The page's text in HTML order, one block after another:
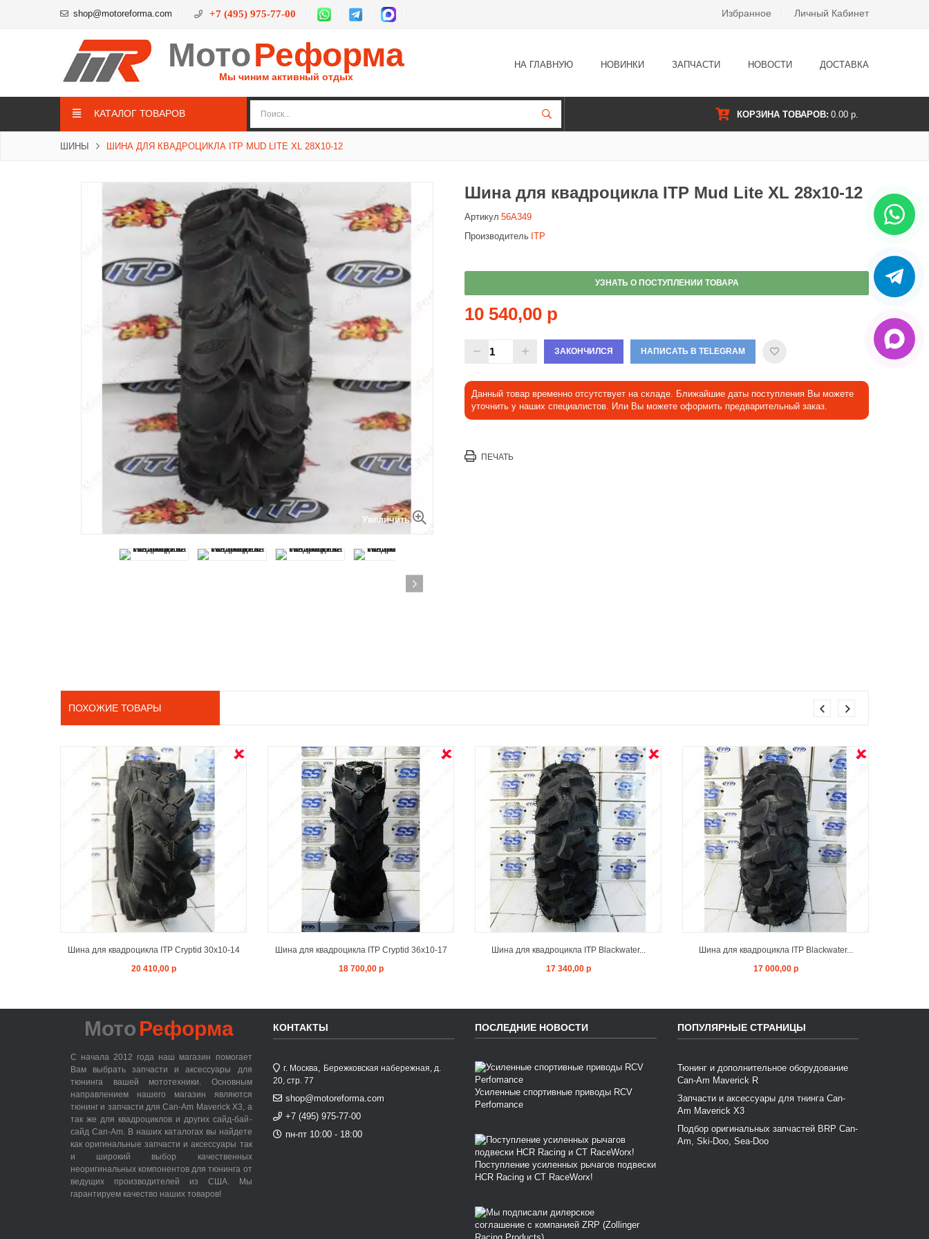
shop@motoreforma.com +7 (495) 975-77-00 Избранное Личный Кабинет
МотоРеформа
Мы чиним активный отдых
НА ГЛАВНУЮ НОВИНКИ ЗАПЧАСТИ НОВОСТИ ДОСТАВКА
КАТАЛОГ ТОВАРОВ КОРЗИНА ТОВАРОВ: 0.00 р.
ШИНЫ ШИНА ДЛЯ КВАДРОЦИКЛА ITP MUD LITE XL 28X10-12
Увеличить
Шина для квадроцикла ITP Mud Lite XL 28x10-12
Артикул 56A349
Производитель ITP
УЗНАТЬ О ПОСТУПЛЕНИИ ТОВАРА
10 540,00 р
ЗАКОНЧИЛСЯ НАПИСАТЬ В TELEGRAM
Данный товар временно отсутствует на складе. Ближайшие даты поступления Вы можете
уточнить у наших специалистов. Или Вы можете оформить предварительный заказ.
ПЕЧАТЬ
ПОХОЖИЕ ТОВАРЫ
Шина для квадроцикла ITP Cryptid 30x10-14
20 410,00 р
OUT STOCK
Шина для квадроцикла ITP Cryptid 36x10-17
18 700,00 р
OUT STOCK
Шина для квадроцикла ITP Blackwater...
17 340,00 р
OUT STOCK
Шина для квадроцикла ITP Blackwater...
17 000,00 р
OUT STOCK
Мото Реформа
С начала 2012 года наш магазин помогает
Вам выбрать запчасти и аксессуары для
тюнинга вашей мототехники. Основным
направлением нашего магазин являются
тюнинг и запчасти для Can-Am Maverick X3, а
так же для квадроциклов и других сайд-бай-
сайд Can-Am. В наших каталогах вы найдете
как оригинальные запчасти и аксессуары так
и широкий выбор качественных
неоригинальных компонентов для тюнинга от
ведущих производителей из США. Мы
гарантируем качество наших товаров!
КОНТАКТЫ
г. Москва, Бережковская набережная, д.
20, стр. 77
shop@motoreforma.com
+7 (495) 975-77-00
пн-пт 10:00 - 18:00
ПОСЛЕДНИЕ НОВОСТИ
Усиленные спортивные приводы RCV
Perfomance
Поступление усиленных рычагов подвески
HCR Racing и CT RaceWorx!
ПОПУЛЯРНЫЕ СТРАНИЦЫ
Тюнинг и дополнительное оборудование
Can-Am Maverick R
Запчасти и аксессуары для тнинга Can-
Am Maverick X3
Подбор оригинальных запчастей BRP Can-
Am, Ski-Doo, Sea-Doo